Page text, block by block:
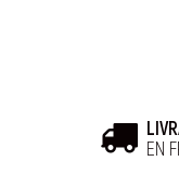
EN